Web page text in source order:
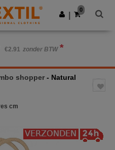
Download app
0
€2.91 zonder BTW *
shopper - Natural
cm